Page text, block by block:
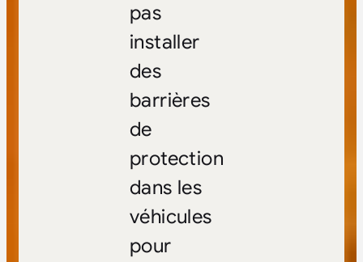
pas
installer
des
barrières
de
protection
dans les
véhicules
pour